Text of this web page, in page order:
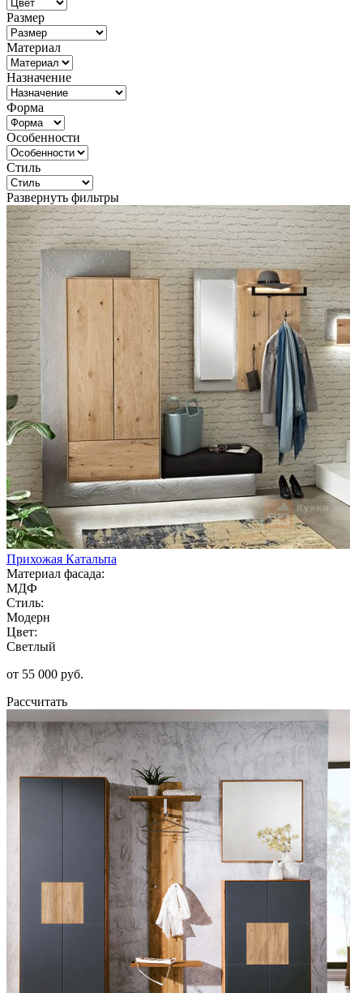
Размер
Материал
Назначение
Форма
Особенности
Стиль
Развернуть фильтры
Прихожая Катальпа
Материал фасада:
МДФ
Стиль:
Модерн
Цвет:
Светлый
от 55 000 руб.
Рассчитать